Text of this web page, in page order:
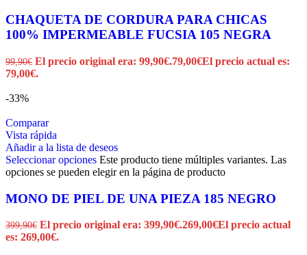
CHAQUETA DE CORDURA PARA CHICAS
100% IMPERMEABLE FUCSIA 105 NEGRA
99,90€ El precio original era: 99,90€.79,00€El precio actual es:
79,00€.
-33%
Comparar
Vista rápida
Añadir a la lista de deseos
Seleccionar opciones Este producto tiene múltiples variantes. Las
opciones se pueden elegir en la página de producto
MONO DE PIEL DE UNA PIEZA 185 NEGRO
399,90€ El precio original era: 399,90€.269,00€El precio actual
es: 269,00€.